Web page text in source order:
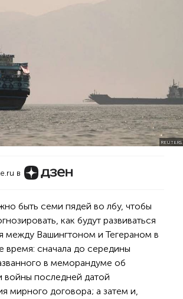
REUTERS
в
быть семи пядей во лбу, чтобы
как будут развиваться
между Вашингтоном и Тегераном в
время: сначала до середины
в меморандуме об
войны последней датой
мирного договора; а затем и,